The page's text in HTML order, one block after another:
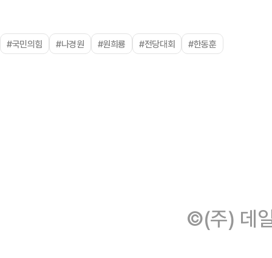
#국민의힘 #나경원 #원희룡 #전당대회 #한동훈
©(주) 데